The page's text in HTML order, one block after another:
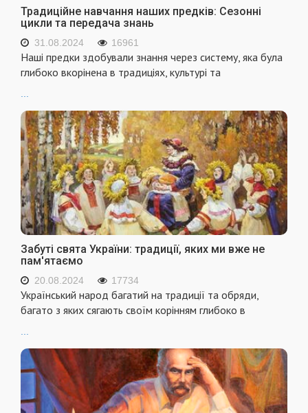
Традиційне навчання наших предків: Сезонні
цикли та передача знань
31.08.2024 16961
Наші предки здобували знання через систему, яка була
глибоко вкорінена в традиціях, культурі та
...
Забуті свята України: традиції, яких ми вже не
пам'ятаємо
20.08.2024 17734
Український народ багатий на традиції та обряди,
багато з яких сягають своїм корінням глибоко в